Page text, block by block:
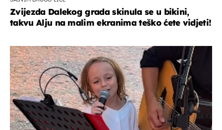
Zvijezda Dalekog grada skinula se u bikini,
takvu Alju na malim ekranima teško ćete vidjeti!